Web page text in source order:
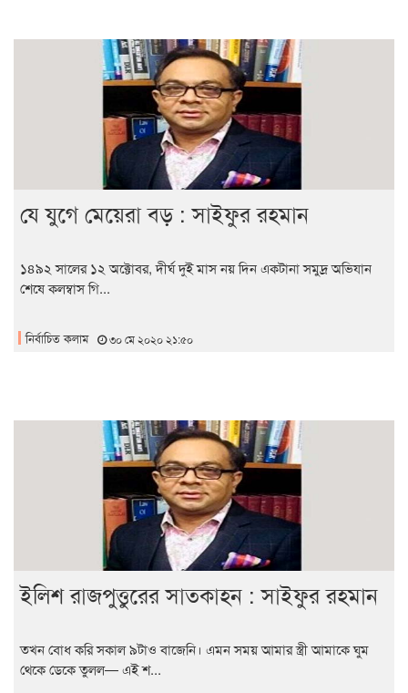
যে যুগে মেয়েরা বড় : সাইফুর রহমান
১৪৯২ সালের ১২ অক্টোবর, দীর্ঘ দুই মাস নয় দিন একটানা সমুদ্র অভিযান
শেষে কলম্বাস গি...
নির্বাচিত কলাম ৩০ মে ২০২০ ২১:৫০
ইলিশ রাজপুত্তুরের সাতকাহন : সাইফুর রহমান
তখন বোধ করি সকাল ৯টাও বাজেনি। এমন সময় আমার স্ত্রী আমাকে ঘুম
থেকে ডেকে তুলল— এই শ...